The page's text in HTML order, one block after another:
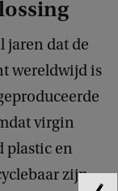
jaren dat de
wereldwijd is
virgin
plastic en
zijn.